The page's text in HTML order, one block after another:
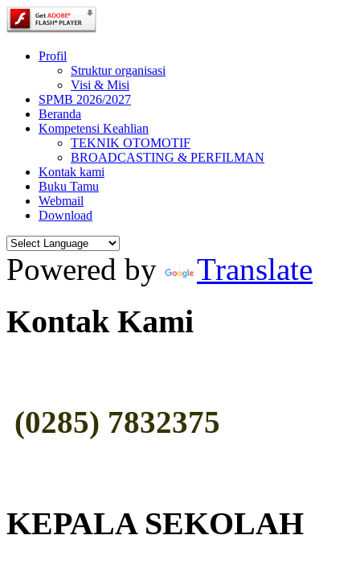
Profil
Struktur organisasi
Visi & Misi
SPMB 2026/2027
Beranda
Kompetensi Keahlian
TEKNIK OTOMOTIF
BROADCASTING & PERFILMAN
Kontak kami
Buku Tamu
Webmail
Download
Powered by Translate
Kontak Kami
(0285) 7832375
KEPALA SEKOLAH